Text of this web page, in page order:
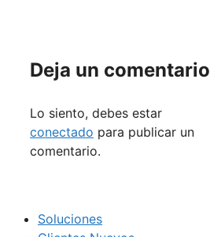
Deja un comentario
Lo siento, debes estar
conectado para publicar un
comentario.
Soluciones